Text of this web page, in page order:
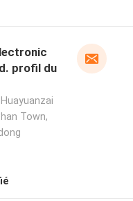
profil du
Town,